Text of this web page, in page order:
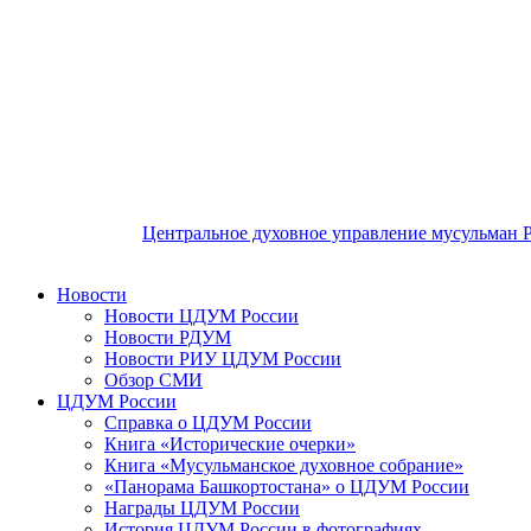
Центральное духовное управление мусульман
Новости
Новости ЦДУМ России
Новости РДУМ
Новости РИУ ЦДУМ России
Обзор СМИ
ЦДУМ России
Справка о ЦДУМ России
Книга «Исторические очерки»
Книга «Мусульманское духовное собрание»
«Панорама Башкортостана» о ЦДУМ России
Награды ЦДУМ России